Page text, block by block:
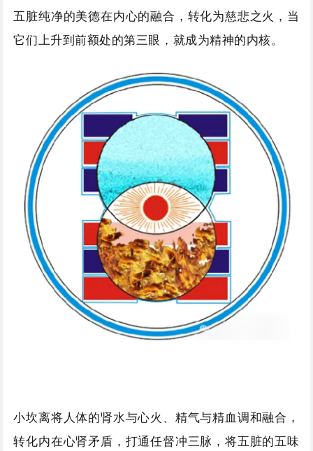
五脏纯净的美德在内心的融合，转化为慈悲之火，当
它们上升到前额处的第三眼，就成为精神的内核。
小坎离将人体的肾水与心火、精气与精血调和融合，
转化内在心肾矛盾，打通任督冲三脉，将五脏的五味